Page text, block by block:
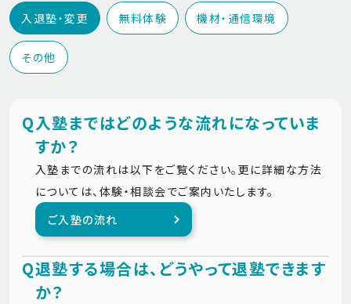
入退塾・変更 無料体験 機材・通信環境
その他
Q入塾まではどのような流れになっていま
すか？
入塾までの流れは以下をご覧ください。更に詳細な方法
については、体験・相談会でご案内いたします。
ご入塾の流れ
Q退塾する場合は、どうやって退塾できます
か？